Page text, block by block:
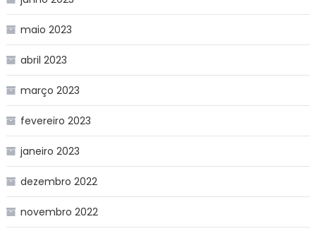
maio 2023
abril 2023
março 2023
fevereiro 2023
janeiro 2023
dezembro 2022
novembro 2022